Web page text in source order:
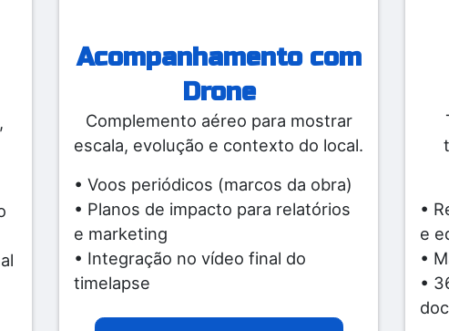
Acompanhamento com
Drone
Complemento aéreo para mostrar
escala, evolução e contexto do local.
• Voos periódicos (marcos da obra)
• Planos de impacto para relatórios
e marketing
• Integração no vídeo final do
timelapse
•
e
•
•